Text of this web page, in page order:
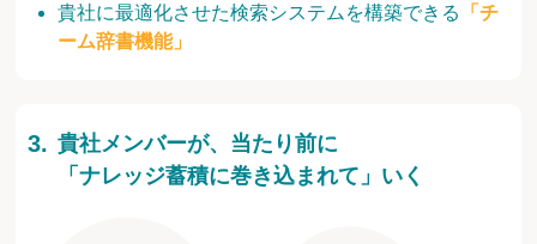
貴社に最適化させた検索システムを構築できる
「チ
ーム辞書機能」
貴社メンバーが、当たり前に
「ナレッジ蓄積に巻き込まれて」いく